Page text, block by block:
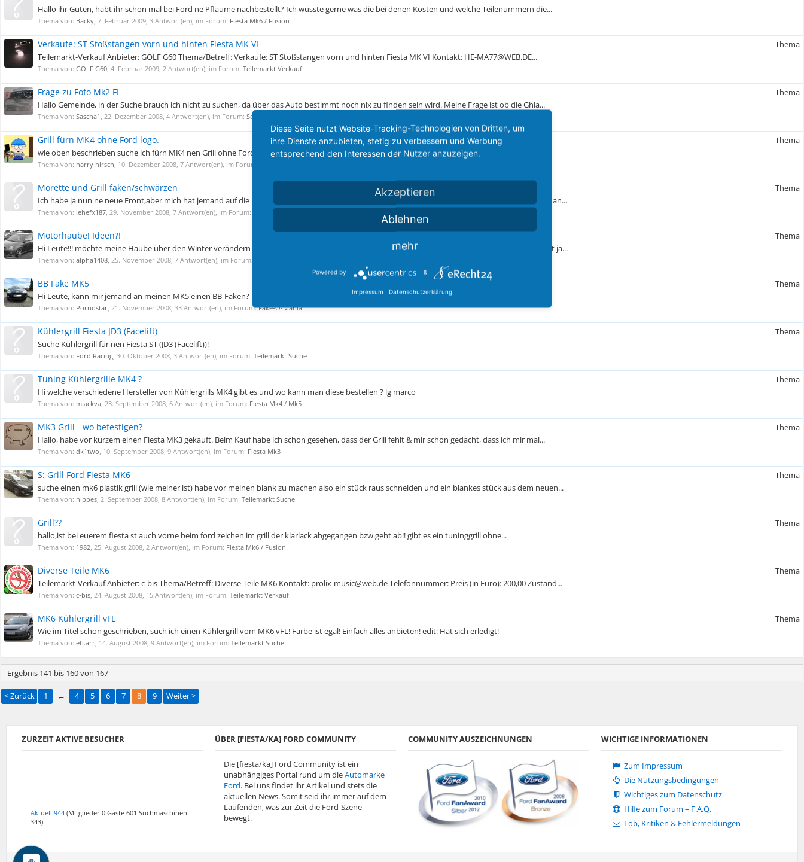
Hallo ihr Guten, habt ihr schon mal bei Ford ne Pflaume nachbestellt? Ich wüsste gerne was die bei denen Kosten und welche Teilenummern die...
Thema von: Backy 7. Februar 2009 , 3 Antwort(en), im Forum: Fiesta Mk6 / Fusion
Thema
Verkaufe: ST Stoßstangen vorn und hinten Fiesta MK VI
Teilemarkt-Verkauf Anbieter: GOLF G60 Thema/Betreff: Verkaufe: ST Stoßstangen vorn und hinten Fiesta MK VI Kontakt: HE-MA77@WEB.DE...
Thema von: GOLF G60 4. Februar 2009 , 2 Antwort(en), im Forum: Teilemarkt Verkauf
Thema
Frage zu Fofo Mk2 FL
Hallo Gemeinde, in der Suche brauch ich nicht zu suchen, da über das Auto bestimmt noch nix zu finden sein wird. Meine Frage ist ob die Ghia...
Thema von: Sascha1 22. Dezember 2008 , 4 Antwort(en), im Forum: Sonstige Fords
Thema
Grill fürn MK4 ohne Ford logo.
wie oben beschrieben suche ich fürn MK4 nen Grill ohne Ford logo. Farbe is erstmal banane. bitte bilder und preise nennen
Thema von: harry hirsch 10. Dezember 2008 , 7 Antwort(en), im Forum:
Thema
Morette und Grill faken/schwärzen
Ich habe ja nun ne neue Front,aber mich hat jemand auf die Idee gebracht,dass man das schwarz machen sollte... Eine gute Idee,aber nur,wenn man...
Thema von: lehefx187 29. November 2008 , 7 Antwort(en), im Forum: Fake-O-Mania
Thema
Motorhaube! Ideen?!
Hi Leute!!! möchte meine Haube über den Winter verändern aber hab noch nicht so richtig die idee, wies werden könnte! Die wischerdüsenw eg ist ja...
Thema von: alpha1408 25. November 2008 , 7 Antwort(en), im Forum:
Thema
BB Fake MK5
Hi Leute, kann mir jemand an meinen MK5 einen BB-Faken? Desweiteren hätte ich gerne den Kühlergrill an die Haube :-), sprich einteilig wie z.B...
Thema von: Pornostar 21. November 2008 , 33 Antwort(en), im Forum:Fake-O-Mania
Thema
Kühlergrill Fiesta JD3 (Facelift)
Suche Kühlergrill für nen Fiesta ST (JD3 (Facelift))!
Thema von: Ford Racing 30. Oktober 2008 , 3 Antwort(en), im Forum: Teilemarkt Suche
Thema
Tuning Kühlergrille MK4 ?
Hi welche verschiedene Hersteller von Kühlergrills MK4 gibt es und wo kann man diese bestellen ? lg marco
Thema von: m.ackva 23. September 2008 , 6 Antwort(en), im Forum: Fiesta Mk4 / Mk5
Thema
MK3 Grill - wo befestigen?
Hallo, habe vor kurzem einen Fiesta MK3 gekauft. Beim Kauf habe ich schon gesehen, dass der Grill fehlt & mir schon gedacht, dass ich mir mal...
Thema von: dk1two 10. September 2008 , 9 Antwort(en), im Forum: Fiesta Mk3
Thema
S: Grill Ford Fiesta MK6
suche einen mk6 plastik grill (wie meiner ist) habe vor meinen blank zu machen also ein stück raus schneiden und ein blankes stück aus dem neuen...
Thema von: nippes 2. September 2008 , 8 Antwort(en), im Forum: Teilemarkt Suche
Thema
Grill??
hallo,ist bei euerem fiesta st auch vorne beim ford zeichen im grill der klarlack abgegangen bzw.geht ab!! gibt es ein tuninggrill ohne...
Thema von: 1982 25. August 2008 , 2 Antwort(en), im Forum: Fiesta Mk6 / Fusion
Thema
Diverse Teile MK6
Teilemarkt-Verkauf Anbieter: c-bis Thema/Betreff: Diverse Teile MK6 Kontakt: prolix-music@web.de Telefonnummer: Preis (in Euro): 200,00 Zustand...
Thema von: c-bis 24. August 2008 , 15 Antwort(en), im Forum: Teilemarkt Verkauf
Thema
MK6 Kühlergrill vFL
Wie im Titel schon geschrieben, such ich einen Kühlergrill vom MK6 vFL! Farbe ist egal! Einfach alles anbieten! edit: Hat sich erledigt!
Thema von: eff.arr 14. August 2008 , 9 Antwort(en), im Forum: Teilemarkt Suche
Ergebnis 141 bis 160 von 167
< Zurück 1 ← 4 5 6 7 8 9 Weiter >
ZURZEIT AKTIVE BESUCHER
Aktuell 944 (Mitglieder 0 Gäste 601 Suchmaschinen
343)
ÜBER [FIESTA/KA] FORD COMMUNITY
Die [fiesta/ka] Ford Community ist ein
unabhängiges Portal rund um dieAutomarke
Ford. Bei uns findet ihr Artikel und stets die
aktuellen News. Somit seid ihr immer auf dem
Laufenden, was zur Zeit die Ford-Szene
bewegt.
COMMUNITY AUSZEICHNUNGEN WICHTIGE INFORMATIONEN
Zum Impressum
Die Nutzungsbedingungen
Wichtiges zum Datenschutz
Hilfe zum Forum – F.A.Q.
Lob, Kritiken & Fehlermeldungen
Diese Seite nutzt Website-Tracking-Technologien von Dritten, um
ihre Dienste anzubieten, stetig zu verbessern und Werbung
entsprechend den Interessen der Nutzer anzuzeigen.
Akzeptieren
Ablehnen
mehr
Powered by &
Impressum | Datenschutzerklärung